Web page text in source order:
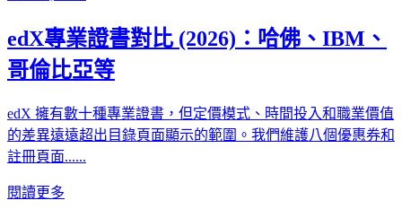
edX專業證書對比 (2026)：哈佛、IBM、
哥倫比亞等
edX 擁有數十種專業證書，但定價模式、時間投入和職業價值
的差異遠遠超出目錄頁面顯示的範圍。我們維護八個優惠券和
註冊頁面......
閱讀更多